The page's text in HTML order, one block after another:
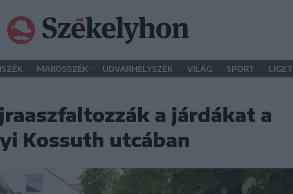
• MAROSSZÉK • UDVARHELYSZÉK • VILÁG • SPORT • LIGET
a járdákat a
Kossuth utcában